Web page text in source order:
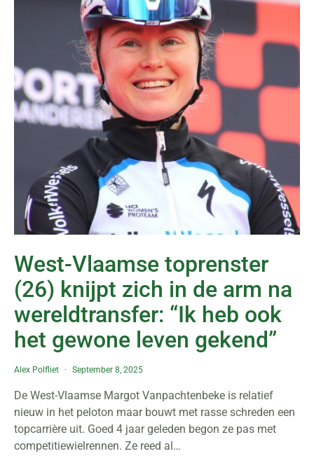
West-Vlaamse toprenster
(26) knijpt zich in de arm na
wereldtransfer: “Ik heb ook
het gewone leven gekend”
Alex Polfliet September 8, 2025
De West-Vlaamse Margot Vanpachtenbeke is relatief
nieuw in het peloton maar bouwt met rasse schreden een
topcarrière uit. Goed 4 jaar geleden begon ze pas met
competitiewielrennen. Ze reed al…